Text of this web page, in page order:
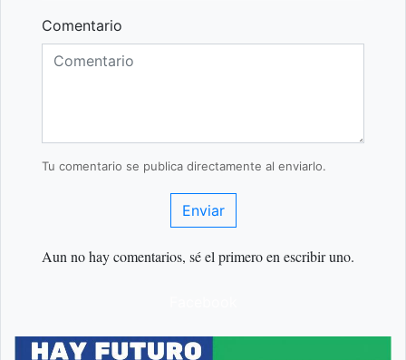
Comentario
Tu comentario se publica directamente al enviarlo.
Enviar
Aun no hay comentarios, sé el primero en escribir uno.